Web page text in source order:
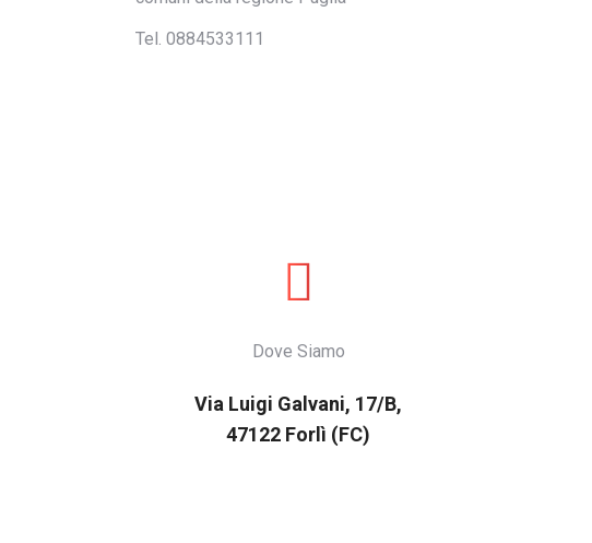
Tel. 0884533111
Dove Siamo
Via Luigi Galvani, 17/B,
47122 Forlì (FC)